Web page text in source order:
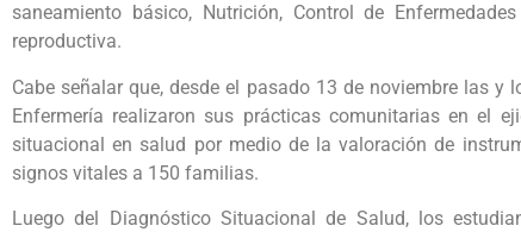
saneamiento básico, Nutrición, Control de
reproductiva.
Cabe señalar que, desde el pasado 13 de noviembre las
Enfermería realizaron sus prácticas comunitarias en el
situacional en salud por medio de la valoración de
signos vitales a 150 familias.
Luego del Diagnóstico Situacional de Salud, los